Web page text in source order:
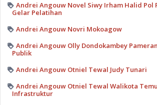
Andrei Angouw Novel Siwy Irham Halid Pol
Gelar Pelatihan
Andrei Angouw Novri Mokoagow
Andrei Angouw Olly Dondokambey
Publik
Andrei Angouw Otniel Tewal Judy Tunari
Andrei Angouw Otniel Tewal Walikota
Infrastruktur